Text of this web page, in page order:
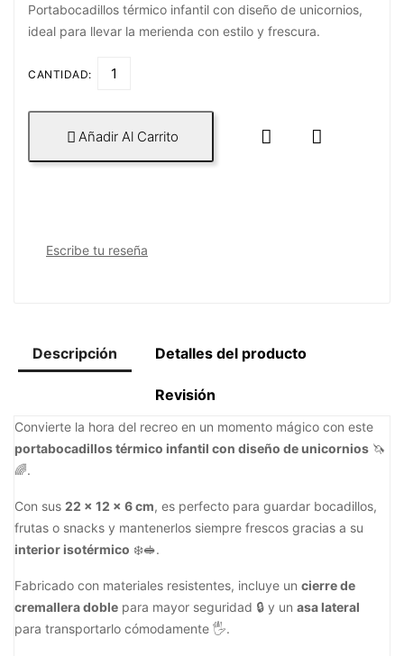
Portabocadillos térmico infantil con diseño de unicornios,
ideal para llevar la merienda con estilo y frescura.
CANTIDAD:
 Añadir Al Carrito  
Escribe tu reseña
Descripción Detalles del producto
Revisión
Convierte la hora del recreo en un momento mágico con este
portabocadillos térmico infantil con diseño de unicornios 🦄
🌈.
Con sus 22 x 12 x 6 cm, es perfecto para guardar bocadillos,
frutas o snacks y mantenerlos siempre frescos gracias a su
interior isotérmico ❄️🥪.
Fabricado con materiales resistentes, incluye un cierre de
cremallera doble para mayor seguridad 🔒 y un asa lateral
para transportarlo cómodamente 🖐️.